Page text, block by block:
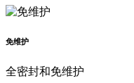
免维护
全密封和免维护